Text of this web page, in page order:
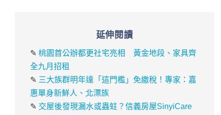
延伸閱讀
✎桃園首公辦都更社宅亮相 黃金地段、家具齊
全九月招租
✎ 三大族群明年達「這門檻」免繳稅！專家：嘉
惠單身新鮮人、北漂族
✎ 交屋後發現漏水或蟲蛀？信義房屋SinyiCare